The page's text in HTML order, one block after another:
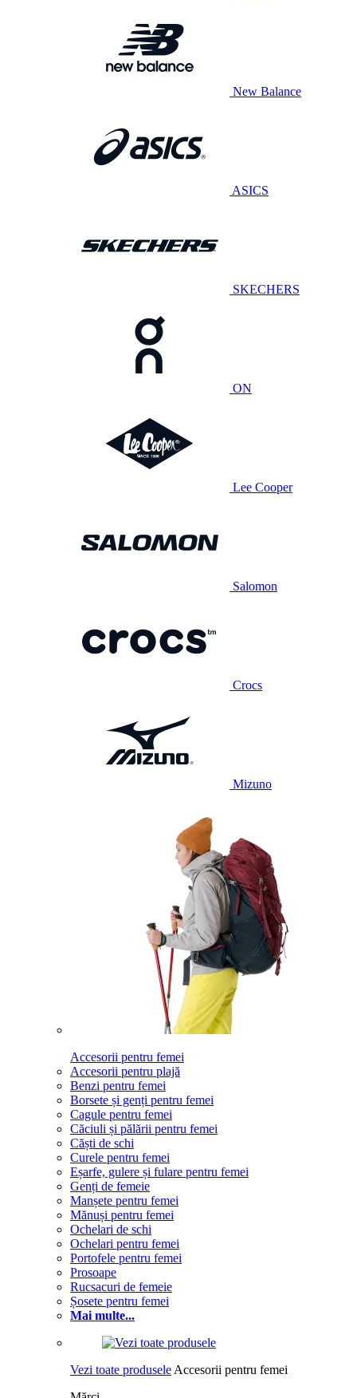
New Balance
ASICS
SKECHERS
ON
Lee Cooper
Salomon
Crocs
Mizuno
Accesorii pentru femei
Accesorii pentru plajă
Benzi pentru femei
Borsete și genți pentru femei
Cagule pentru femei
Căciuli și pălării pentru femei
Căști de schi
Curele pentru femei
Eșarfe, gulere și fulare pentru femei
Genți de femeie
Manșete pentru femei
Mănuși pentru femei
Ochelari de schi
Ochelari pentru femei
Portofele pentru femei
Prosoape
Rucsacuri de femeie
Șosete pentru femei
Mai multe...
Vezi toate produsele Accesorii pentru femei